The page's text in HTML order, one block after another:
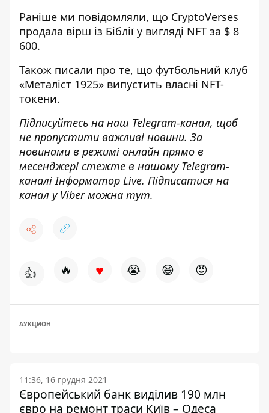
Раніше ми повідомляли, що CryptoVerses
продала вірш із Біблії у вигляді NFT за $ 8
600.
Також писали про те, що футбольний клуб
«Металіст 1925» випустить власні NFT-
токени.
Підписуйтесь на наш Telegram-канал, щоб
не пропустити важливі новини. За
новинами в режимі онлайн прямо в
месенджері стежте в нашому Telegram-
каналіІнформатор Live. Підписатися на
канал у Viber можна тут.
👍 🔥 ♥ 😭 😆 😡
АУКЦИОН
11:36, 16 грудня 2021
Європейський банк виділив 190 млн
євро на ремонт траси Київ – Одеса